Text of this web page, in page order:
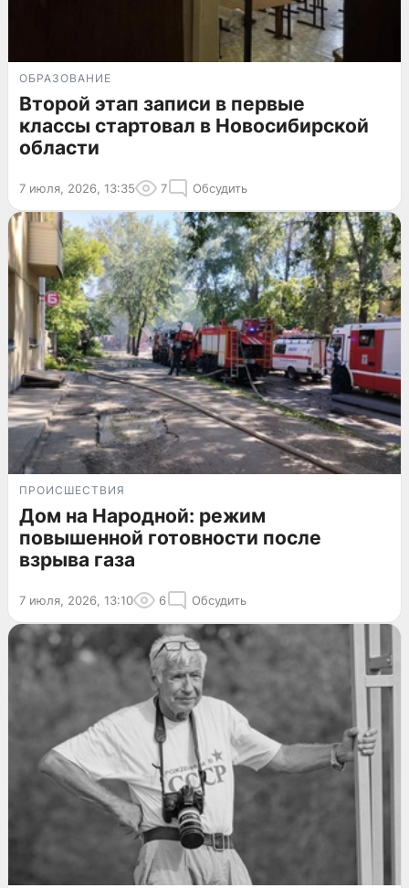
ОБРАЗОВАНИЕ
Второй этап записи в первые
классы стартовал в Новосибирской
области
7 июля, 2026, 13:35 7 Обсудить
ПРОИСШЕСТВИЯ
Дом на Народной: режим
повышенной готовности после
взрыва газа
7 июля, 2026, 13:10 6 Обсудить